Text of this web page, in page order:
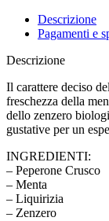
Descrizione
Pagamenti e
Descrizione
Il carattere deciso
freschezza della
dello zenzero
gustative per un
INGREDIENTI:
– Peperone Crusco
– Menta
– Liquirizia
– Zenzero